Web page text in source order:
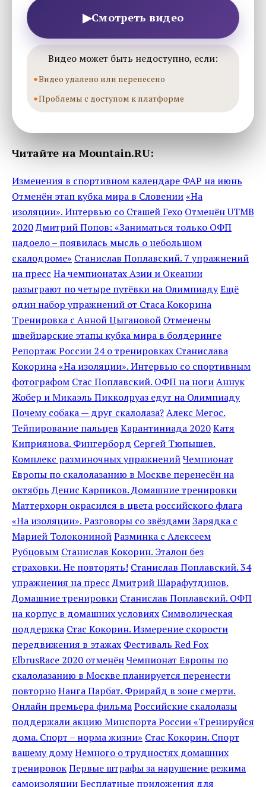
▶Смотреть видео
Видео может быть недоступно, если:
Видео удалено или перенесено
Проблемы с доступом к платформе
Читайте на Mountain.RU:
Изменения в спортивном календаре ФАР на июнь
Отменён этап кубка мира в Словении«На
изоляции». Интервью со Сташей Гехо Отменён UTMB
2020Дмитрий Попов: «Заниматься только ОФП
надоело – появилась мысль о небольшом
скалодроме» Станислав Поплавский. 7 упражнений
на пресс На чемпионатах Азии и Океании
разыграют по четыре путёвки на ОлимпиадуЕщё
один набор упражнений от Стаса Кокорина
Тренировка с Анной Цыгановой Отменены
швейцарские этапы кубка мира в болдеринге
Репортаж России 24 о тренировках Станислава
Кокорина«На изоляции». Интервью со спортивным
фотографом Стас Поплавский. ОФП на ногиАннук
Жобер и Микаэль Пикколруаз едут на Олимпиаду
Почему собака — друг скалолаза?Алекс Мегос.
Тейпирование пальцев Карантиниада 2020Катя
Киприянова. Фингерборд Сергей Тюпышев.
Комплекс разминочных упражненийЧемпионат
Европы по скалолазанию в Москве перенесён на
октябрь Денис Карпиков. Домашние тренировки
Маттерхорн окрасился в цвета российского флага
«На изоляции». Разговоры со звёздамиЗарядка с
Марией ТолоконинойРазминка с Алексеем
Рубцовым Станислав Кокорин. Эталон без
страховки. Не повторять! Станислав Поплавский. 34
упражнения на пресс Дмитрий Шарафутдинов.
Домашние тренировки Станислав Поплавский. ОФП
на корпус в домашних условиях Символическая
поддержка Стас Кокорин. Измерение скорости
передвижения в этажах Фестиваль Red Fox
ElbrusRace 2020 отменёнЧемпионат Европы по
скалолазанию в Москве планируется перенести
повторноНанга Парбат. Фрирайд в зоне смерти.
Онлайн премьера фильмаРоссийские скалолазы
поддержали акцию Минспорта России «Тренируйся
дома. Спорт – норма жизни» Стас Кокорин. Спорт
вашему домуНемного о трудностях домашних
тренировокПервые штрафы за нарушение режима
самоизоляцииБесплатные приложения для